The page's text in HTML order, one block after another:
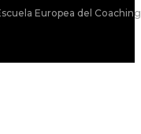
Europea del Coaching